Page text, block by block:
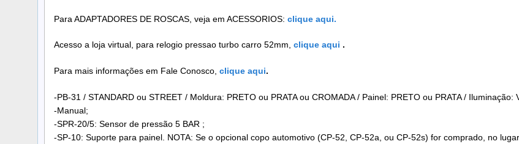
Para ADAPTADORES DE ROSCAS, veja em ACESSORIOS: clique aqui.
Acesso a loja virtual, para relogio pressao turbo carro 52mm, clique aqui .
Para mais informações em Fale Conosco, clique aqui.
-PB-31 / STANDARD ou STREET / Moldura: PRETO ou PRATA ou CROMADA / Painel: PRETO ou PRATA / Iluminação:
-Manual;
-SPR-20/5: Sensor de pressão 5 BAR ;
-SP-10: Suporte para painel. NOTA: Se o opcional copo automotivo (CP-52, CP-52a, ou CP-52s) for comprado, no